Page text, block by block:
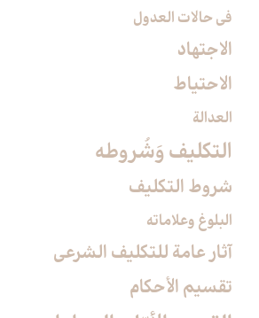
في حالات العدول
الاجتهاد
الاحتياط
العدالة
التكليف وَشُروطه‏
شروط التكليف‏
البلوغ وعلاماته
آثار عامة للتكليف الشرعي‏
تقسيم الأحكام‏